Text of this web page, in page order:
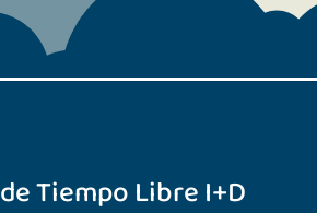
Tiempo Libre I+D